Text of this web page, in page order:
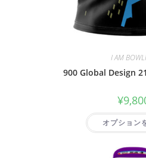
I AM
900 Global Design
¥
オプション